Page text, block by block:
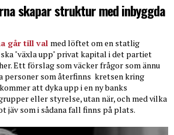
skapar struktur med inbyggda
går till val med löftet om en statlig
"växla upp" privat kapital i det partiet
Ett förslag som väcker frågor som ännu
personer som återfinns kretsen kring
att dyka upp i en ny banks
eller styrelse, utan när, och med vilka
jäv som i sådana fall finns på plats.